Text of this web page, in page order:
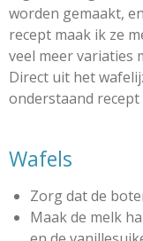
t
e
r
r
e
worden gemaakt,
recept maak ik ze
veel meer variaties
Direct uit het
onderstaand recept
Wafels
Zorg dat de
Maak de melk